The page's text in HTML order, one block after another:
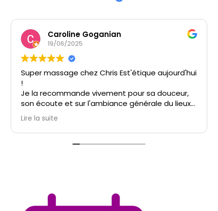
Caroline Goganian
19/06/2025
Super massage chez Chris Est'étique aujourd'hui
Je la recommande vivement pour sa douceur,
son écoute et sur l'ambiance générale du lieux
qui prête à l'apaisement dès le pas de la porte !
Vous ne serez pas déçu !!
Lire la suite